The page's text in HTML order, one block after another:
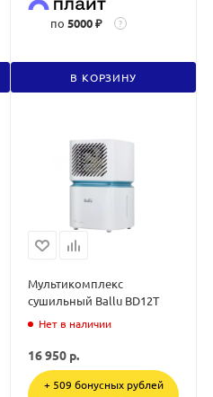
по 5000 ₽ ?
В КОРЗИНУ
Мультикомплекс
сушильный Ballu BD12T
Нет в наличии
16 950 р.
+ 509 бонусных рублей